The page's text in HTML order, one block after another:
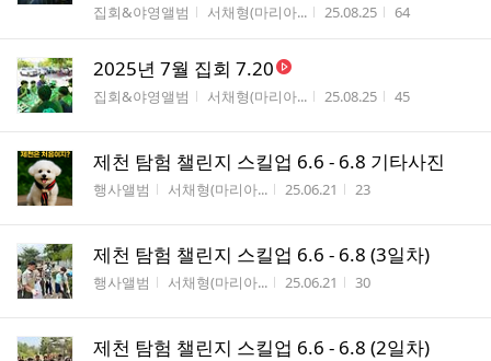
게시판명
집회&야영앨범 작성자
서채형(마리아... 작성시간
25.08.25 조회수
64
2025년 7월 집회 7.20
게시판명
집회&야영앨범 작성자
서채형(마리아... 작성시간
25.08.25 조회수
45
제천 탐험 챌린지 스킬업 6.6 - 6.8 기타사진
게시판명
행사앨범 작성자
서채형(마리아... 작성시간
25.06.21 조회수
23
제천 탐험 챌린지 스킬업 6.6 - 6.8 (3일차)
게시판명
행사앨범 작성자
서채형(마리아... 작성시간
25.06.21 조회수
30
제천 탐험 챌린지 스킬업 6.6 - 6.8 (2일차)